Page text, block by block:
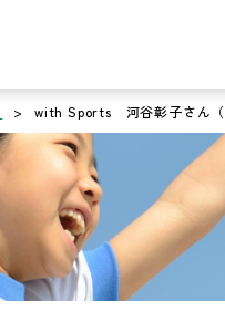
> with Sports 河谷彰子さん（